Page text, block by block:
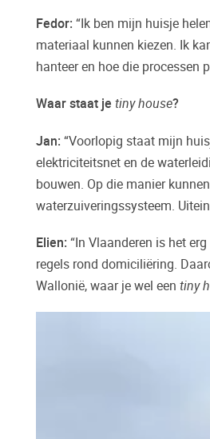
Fedor: “Ik ben mijn huisje
materiaal kunnen kiezen. Ik
hanteer en hoe die processen
Waar staat je tiny house?
Jan: “Voorlopig staat mijn
elektriciteitsnet en de
bouwen. Op die manier
waterzuiveringssysteem.
Elien: “In Vlaanderen is het
regels rond domiciliëring.
Wallonië, waar je wel een tiny